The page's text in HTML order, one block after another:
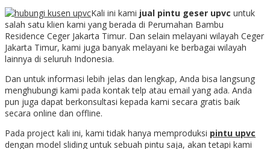
Kali ini kami jual pintu geser upvc untuk
salah satu klien kami yang berada di Perumahan Bambu
Residence Ceger Jakarta Timur. Dan selain melayani wilayah Ceger
Jakarta Timur, kami juga banyak melayani ke berbagai wilayah
lainnya di seluruh Indonesia.
Dan untuk informasi lebih jelas dan lengkap, Anda bisa langsung
menghubungi kami pada kontak telp atau email yang ada. Anda
pun juga dapat berkonsultasi kepada kami secara gratis baik
secara online dan offline.
Pada project kali ini, kami tidak hanya memproduksi pintu upvc
dengan model sliding untuk sebuah pintu saja, akan tetapi kami